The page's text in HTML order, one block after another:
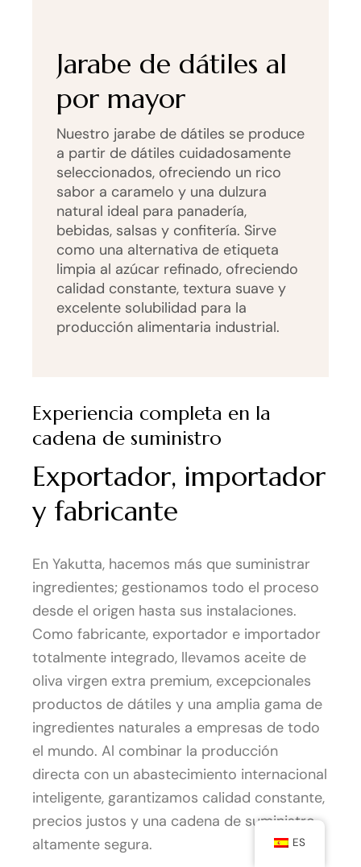
Jarabe de dátiles al
por mayor
Nuestro jarabe de dátiles se produce
a partir de dátiles cuidadosamente
seleccionados, ofreciendo un rico
sabor a caramelo y una dulzura
natural ideal para panadería,
bebidas, salsas y confitería. Sirve
como una alternativa de etiqueta
limpia al azúcar refinado, ofreciendo
calidad constante, textura suave y
excelente solubilidad para la
producción alimentaria industrial.
Experiencia completa en la
cadena de suministro
Exportador, importador
y fabricante
En Yakutta, hacemos más que suministrar
ingredientes; gestionamos todo el proceso
desde el origen hasta sus instalaciones.
Como fabricante, exportador e importador
totalmente integrado, llevamos aceite de
oliva virgen extra premium, excepcionales
productos de dátiles y una amplia gama de
ingredientes naturales a empresas de todo
el mundo. Al combinar la producción
directa con un abastecimiento internacional
inteligente, garantizamos calidad constante,
precios justos y una cadena de suministro
altamente segura.
ES